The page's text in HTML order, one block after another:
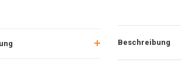
Beschreibung